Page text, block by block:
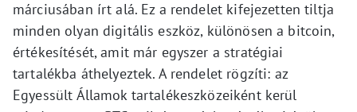
márciusában írt alá. Ez a rendelet kifejezetten tiltja
minden olyan digitális eszköz, különösen a bitcoin,
értékesítését, amit már egyszer a stratégiai
tartalékba áthelyeztek. A rendelet rögzíti: az
Egyessült Államok tartalékeszközeiként kerül